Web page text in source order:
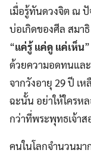
เมื่อรู้ทันดวงจิต ณ ปั
บ่อเกิดของศีล สมา
“แค่รู้ แค่ดู แค่เห็น
ด้วยความอดทนแล
จากวังอายุ 29 ปี เห
ฉะนั้น อย่าให้ใครหล
กว่าที่พระพุทธเจ้าส
คนในโลกจำนวนมา